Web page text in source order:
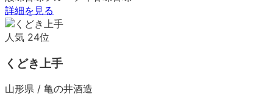
詳細を見る
人気 24位
くどき上手
山形県 / 亀の井酒造